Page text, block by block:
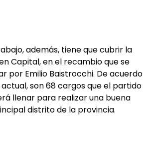
además, tiene que cubrir la
Capital, en el recambio que se
por Emilio Baistrocchi. De acuerdo
son 68 cargos que el partido
llenar para realizar una buena
distrito de la provincia.